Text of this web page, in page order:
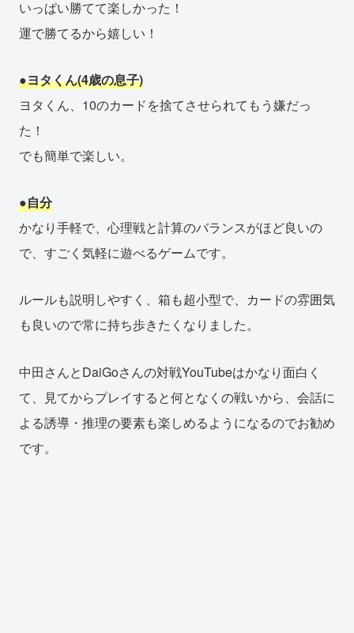
いっぱい勝てて楽しかった！
運で勝てるから嬉しい！
●ヨタくん(4歳の息子)
ヨタくん、10のカードを捨てさせられてもう嫌だっ
た！
でも簡単で楽しい。
●自分
かなり手軽で、心理戦と計算のバランスがほど良いの
で、すごく気軽に遊べるゲームです。
ルールも説明しやすく、箱も超小型で、カードの雰囲気
も良いので常に持ち歩きたくなりました。
中田さんとDaiGoさんの対戦YouTubeはかなり面白く
て、見てからプレイすると何となくの戦いから、会話に
よる誘導・推理の要素も楽しめるようになるのでお勧め
です。